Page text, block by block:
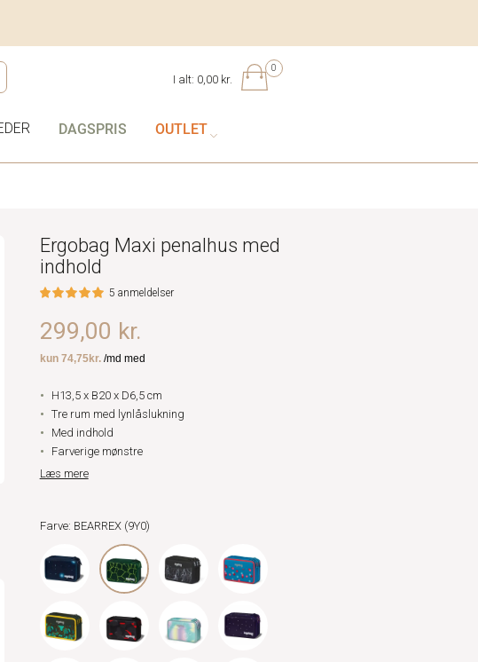
0
I alt: 0,00 kr.
DAGSPRIS OUTLET
Ergobag Maxi penalhus med
indhold
5 anmeldelser
299,00 kr.
H13,5 x B20 x D6,5 cm
Tre rum med lynlåslukning
Med indhold
Farverige mønstre
Læs mere
Farve: BEARREX (9Y0)